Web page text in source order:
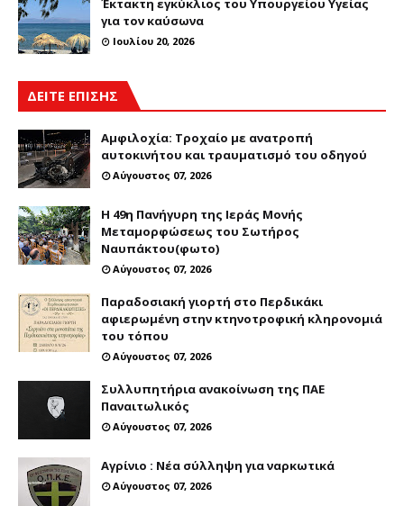
Έκτακτη εγκύκλιος του Υπουργείου Υγείας
για τον καύσωνα
Ιουλίου 20, 2026
ΔΕΙΤΕ ΕΠΙΣΗΣ
Αμφιλοχία: Τροχαίο με ανατροπή
αυτοκινήτου και τραυματισμό του οδηγού
Αύγουστος 07, 2026
Η 49η Πανήγυρη της Ιεράς Μονής
Μεταμορφώσεως του Σωτήρος
Ναυπάκτου(φωτο)
Αύγουστος 07, 2026
Παραδοσιακή γιορτή στο Περδικάκι
αφιερωμένη στην κτηνοτροφική κληρονομιά
του τόπου
Αύγουστος 07, 2026
Συλλυπητήρια ανακοίνωση της ΠΑΕ
Παναιτωλικός
Αύγουστος 07, 2026
Αγρίνιο : Νέα σύλληψη για ναρκωτικά
Αύγουστος 07, 2026